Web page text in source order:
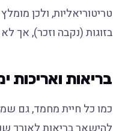
טריטוריאליות, ולכן
בזוגות (נקבה וזכר), אך לא
בריאות ואריכות
כמו כל חיית מחמד, גם